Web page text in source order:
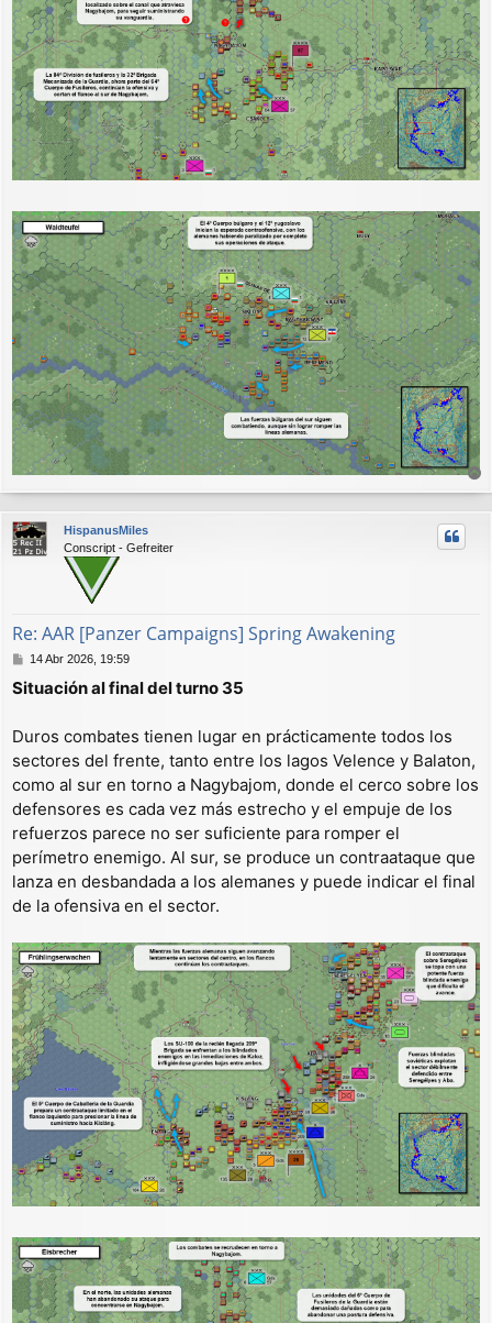
r
r
HispanusMiles
Conscript - Gefreiter
Re: AAR [Panzer Campaigns] Spring Awakening
M
n
j
e
14 Abr 2026, 19:59
Situación al final del turno 35
Duros combates tienen lugar en prácticamente todos los
sectores del frente, tanto entre los lagos Velence y Balaton,
como al sur en torno a Nagybajom, donde el cerco sobre los
defensores es cada vez más estrecho y el empuje de los
refuerzos parece no ser suficiente para romper el
perímetro enemigo. Al sur, se produce un contraataque que
lanza en desbandada a los alemanes y puede indicar el final
de la ofensiva en el sector.